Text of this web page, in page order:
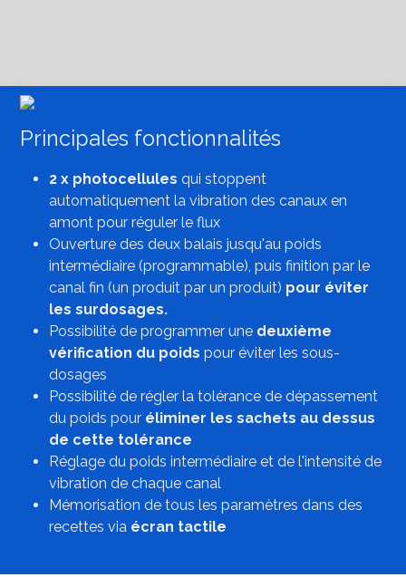
Principales fonctionnalités
2 x photocellulesqui stoppent
automatiquement la vibration des canaux en
amont pour réguler le flux
Ouverture des deux balais jusqu'au poids
intermédiaire (programmable), puis finition par le
canal fin (un produit par un produit) pour éviter
les surdosages.
Possibilité de programmer une deuxième
vérification du poids pour éviter les sous-
dosages
Possibilité de régler la tolérance de dépassement
du poids pour éliminer les sachets au dessus
de cette tolérance
Réglage du poids intermédiaire et de l'intensité de
vibration de chaque canal
Mémorisation de tous les paramètres dans des
recettes via écran tactile